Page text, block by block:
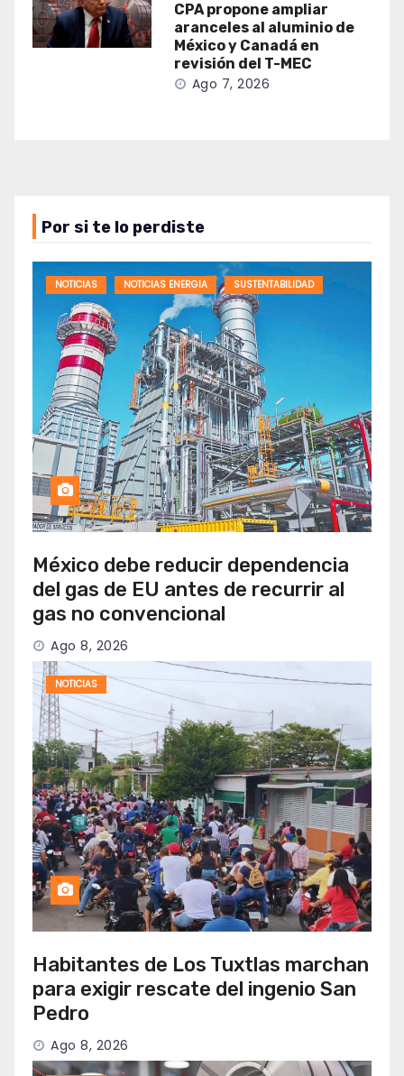
CPA propone ampliar
aranceles al aluminio de
México y Canadá en
revisión del T-MEC
Ago 7, 2026
Por si te lo perdiste
NOTICIAS NOTICIAS ENERGIA SUSTENTABILIDAD
México debe reducir dependencia
del gas de EU antes de recurrir al
gas no convencional
Ago 8, 2026
NOTICIAS
Habitantes de Los Tuxtlas marchan
para exigir rescate del ingenio San
Pedro
Ago 8, 2026